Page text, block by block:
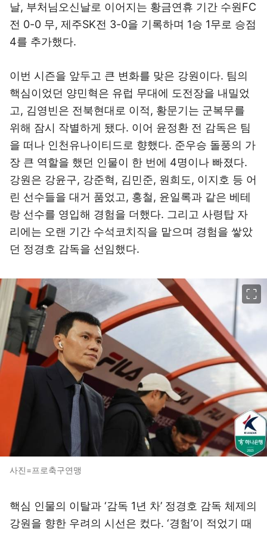
날, 부처님오신날로 이어지는 황금연휴 기간 수원FC
전 0-0 무, 제주SK전 3-0을 기록하며 1승 1무로 승점
4를 추가했다.
이번 시즌을 앞두고 큰 변화를 맞은 강원이다. 팀의
핵심이었던 양민혁은 유럽 무대에 도전장을 내밀었
고, 김영빈은 전북현대로 이적, 황문기는 군복무를
위해 잠시 작별하게 됐다. 이어 윤정환 전 감독은 팀
을 떠나 인천유나이티드로 향했다. 준우승 돌풍의 가
장 큰 역할을 했던 인물이 한 번에 4명이나 빠졌다.
강원은 강윤구, 강준혁, 김민준, 원희도, 이지호 등 어
린 선수들을 대거 품었고, 홍철, 윤일록과 같은 베테
랑 선수를 영입해 경험을 더했다. 그리고 사령탑 자
리에는 오랜 기간 수석코치직을 맡으며 경험을 쌓았
던 정경호 감독을 선임했다.
사진=프로축구연맹
핵심 인물의 이탈과 ‘감독 1년 차’ 정경호 감독 체제의
강원을 향한 우려의 시선은 컸다. ‘경험’이 적었기 때